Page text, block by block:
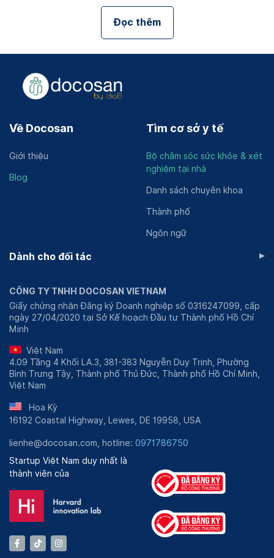
Đọc thêm
Về Docosan
Giới thiệu
Blog
Tìm cơ sở y tế
Bộ chăm sóc sức khỏe & xét
nghiệm tại nhà
Danh sách chuyên khoa
Thành phố
Ngôn ngữ
Dành cho đối tác ▸
CÔNG TY TNHH DOCOSAN VIETNAM
Giấy chứng nhận Đăng ký Doanh nghiệp số 0316247099, cấp
ngày 27/04/2020 tại Sở Kế hoạch Đầu tư Thành phố Hồ Chí
Minh
Việt Nam
4.09 Tầng 4 Khối LA.3, 381-383 Nguyễn Duy Trinh, Phường
Bình Trưng Tây, Thành phố Thủ Đức, Thành phố Hồ Chí Minh,
Việt Nam
Hoa Kỳ
16192 Coastal Highway, Lewes, DE 19958, USA
lienhe@docosan.com, hotline: 0971786750
Startup Việt Nam duy nhất là
thành viên của